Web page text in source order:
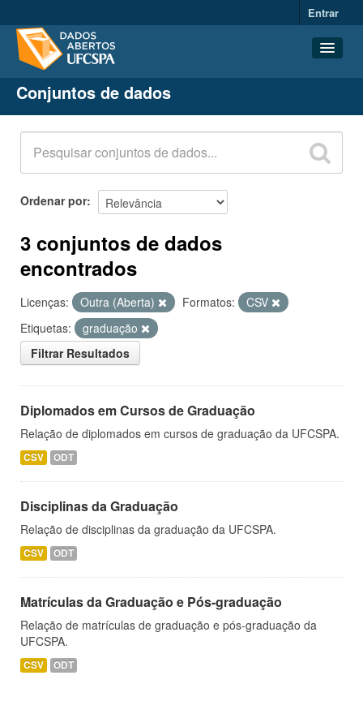
Entrar
Conjuntos de dados
Organizações
Grupos
Sobre
Conjuntos de dados
Ordenar por
3 conjuntos de dados
encontrados
Licenças: Outra (Aberta) Formatos:
CSV
Etiquetas:
graduação
Filtrar Resultados
Diplomados em Cursos de Graduação
Relação de diplomados em cursos de graduação da UFCSPA.
CSV ODT
Disciplinas da Graduação
Relação de disciplinas da graduação da UFCSPA.
CSV ODT
Matrículas da Graduação e Pós-graduação
Relação de matrículas de graduação e pós-graduação da
UFCSPA.
CSV ODT